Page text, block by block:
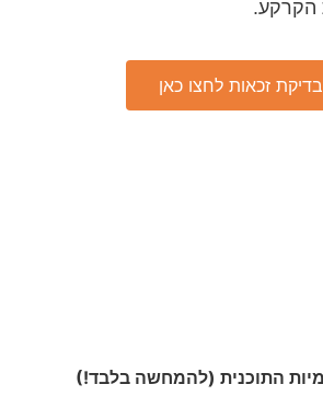
הקרקע.
זכאות לחצו כאן
התוכנית (להמחשה בלבד!)